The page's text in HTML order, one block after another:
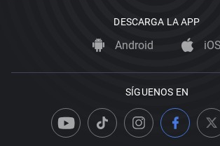
DESCARGA LA APP
Android iOS
SÍGUENOS EN